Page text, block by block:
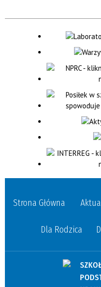
Strona Główna
Dla Rodzica